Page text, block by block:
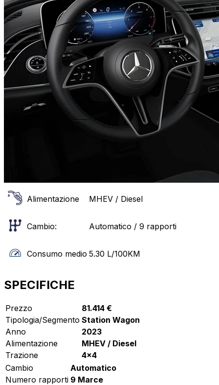
Alimentazione MHEV / Diesel
Cambio: Automatico / 9 rapporti
Consumo medio 5.30 L/100KM
SPECIFICHE
Prezzo
81.414 €
Tipologia/Segmento Station Wagon
Anno
2023
Alimentazione
MHEV / Diesel
Trazione
4x4
Cambio
Automatico
Numero rapporti 9 Marce